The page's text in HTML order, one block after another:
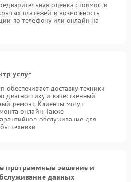
оценка стоимости
платежей и возможность
по телефону или онлайн на
услуг
обеспечивает доставку техники
диагностику и качественный
ремонт. Клиенты могут
онлайн. Также
обслуживание для
техники
программные решение и
данных